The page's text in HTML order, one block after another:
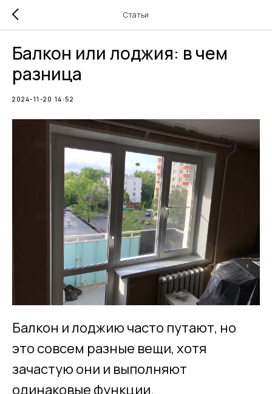
Статьи
Балкон или лоджия: в чем
разница
2024-11-20 14:52
Балкон и лоджию часто путают, но
это совсем разные вещи, хотя
зачастую они и выполняют
одинаковые функции.